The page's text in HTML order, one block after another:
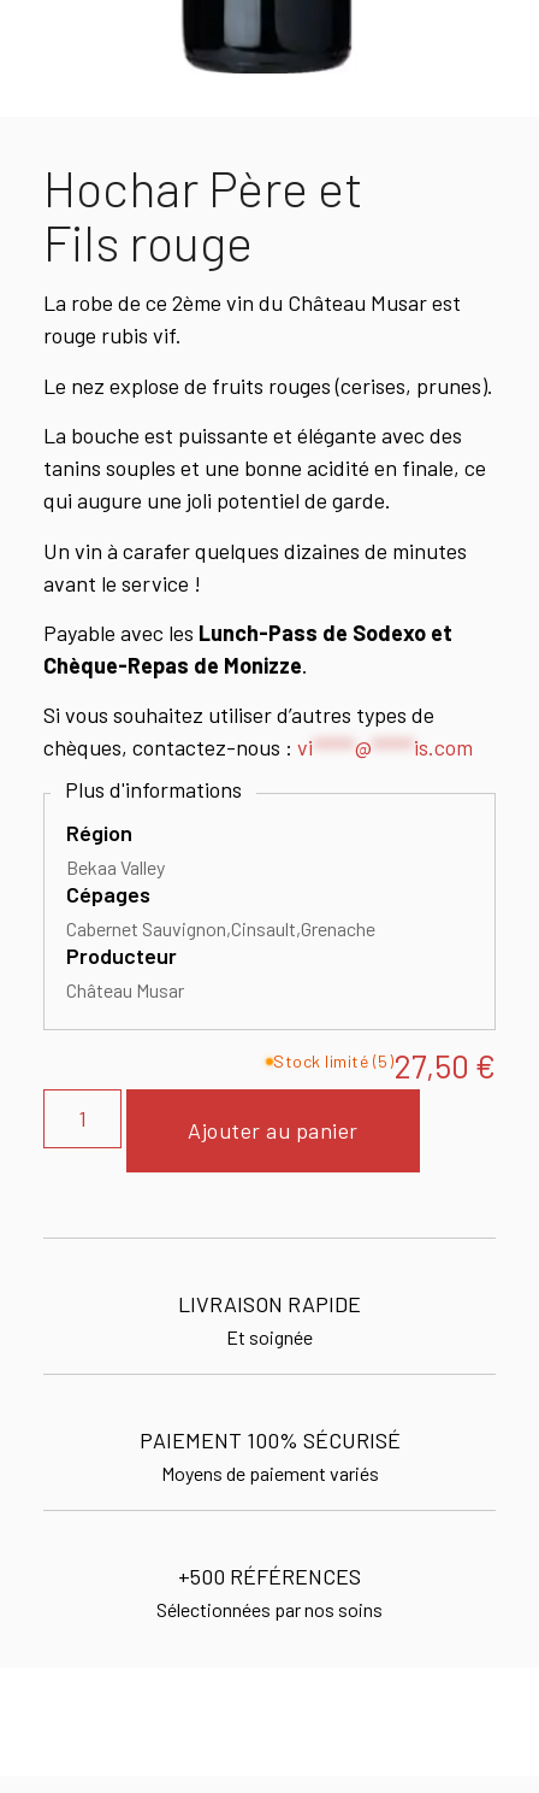
Hochar Père et
Fils rouge
La robe de ce 2ème vin du Château Musar est
rouge rubis vif.
Le nez explose de fruits rouges (cerises, prunes).
La bouche est puissante et élégante avec des
tanins souples et une bonne acidité en finale, ce
qui augure une joli potentiel de garde.
Un vin à carafer quelques dizaines de minutes
avant le service !
Payable avec les Lunch-Pass de Sodexo et
Chèque-Repas de Monizze.
Si vous souhaitez utiliser d’autres types de
chèques, contactez-nous : vi *****@ ***** is.com
Région
Bekaa Valley
Cépages
Cabernet Sauvignon Cinsault Grenache
Producteur
Château Musar
27,50 €
Stock limité (5)
Ajouter au panier
LIVRAISON RAPIDE
Et soignée
PAIEMENT 100% SÉCURISÉ
Moyens de paiement variés
+500 RÉFÉRENCES
Sélectionnées par nos soins